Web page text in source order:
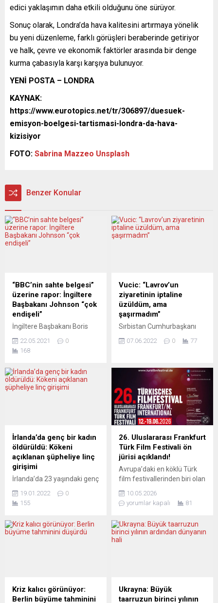
edici yaklaşımın daha etkili olduğunu öne sürüyor.
Sonuç olarak, Londra’da hava kalitesini artırmaya yönelik
bu yeni düzenleme, farklı görüşleri beraberinde getiriyor
ve halk, çevre ve ekonomik faktörler arasında bir denge
kurma çabasıyla karşı karşıya bulunuyor.
YENİ POSTA – LONDRA
KAYNAK:
https://www.eurotopics.net/tr/306897/duesuek-
emisyon-boelgesi-tartismasi-londra-da-hava-
kizisiyor
FOTO: Sabrina Mazzeo Unsplash
Benzer Konular
“BBC’nin sahte belgesi”
üzerine rapor: İngiltere
Başbakanı Johnson “çok
endişeli”
İngiltere Başbakanı Boris
Johnson, BBC’nin Prenses
Diana’yla röportaj için sahte
belge üretmesi ve bunu
soruşturmanın bulguları
konusunda “açıkça çok
bakmak için raporu
değerlendireceğini duyurdu.
Başbakan Johnson, yaptığı
açıklamada, “Açıkça Lord
Dyson’ın raporun bulguları
konusunda...
22.05.2021
0
168
Vucic: “Lavrov’un
ziyaretinin iptaline
üzüldüm, ama
şaşırmadım”
Sırbistan Cumhurbaşkanı
Aleksandar Vucic, Rusya
Dışişleri Bakanı Sergey
edilmesinden üzüntü
duyduğunu ancak
şaşırmadığını söyledi. Vucic,
Sırbistan Radyo ve
Televizyon (RTS) yayınına
katılarak ülke gündemine
ilişkin açıklamalarda
bulundu. Bulgaristan,
Karadağ ve Kuzey
Makedonya’nın, Lavrov’un
uçağına hava sahasını
kapatmasıyla dün yapılması
planlanan ziyaretin iptal
edilmesini değerlendiren
07.06.2022 0 77
İrlanda’da genç bir kadın
öldürüldü: Kökeni
açıklanan şüpheliye linç
girişimi
İrlanda’da 23 yaşındaki genç
tüyler ürperten bir cinayete
kurban gitti. Tullamore
kaldıran olayda, önce
gözaltına alınan ardından
bizim hikâyemiz”;
Almanya’da ve Türkiye’de.
19.01.2022
0
155
26. Uluslararası Frankfurt
Türk Film Festivali ön
jürisi açıklandı!
Avrupa’daki en köklü Türk
film festivallerinden biri olan
Film Festivali, bu yıl 26. kez
sinema tutkunlarını bir araya
Festivalde yarışacak
filmlerin seçkisini yapacak
ve Oyuncu Senan Kara;
Kısa...
10.05.2026
yorumlar kapalı
81
Kriz kalıcı görünüyor:
Berlin büyüme tahminini
Ukrayna: Büyük
taarruzun birinci yılının